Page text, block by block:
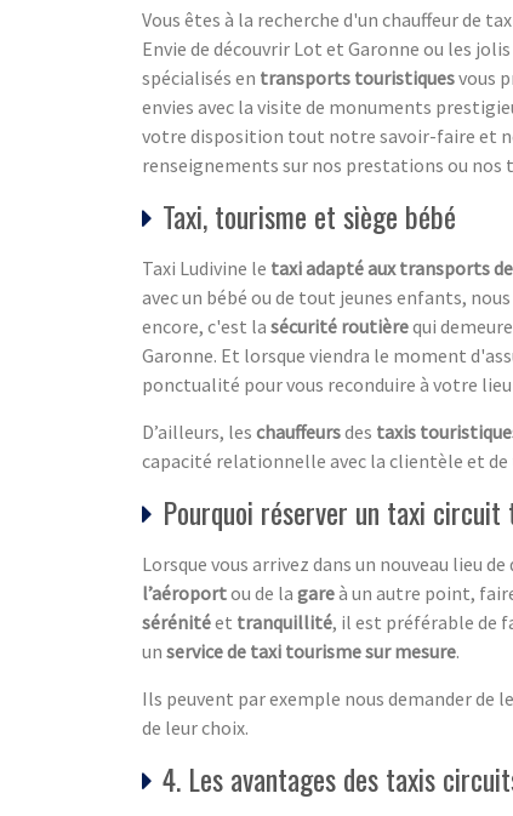
Vous êtes à la recherche d'un chauffeur de
Envie de découvrir Lot et Garonne ou les
spécialisés en transports touristiquesvous
envies avec la visite de monuments
votre disposition tout notre savoir-faire et
renseignements sur nos prestations ou nos
Taxi, tourisme et siège bébé
Taxi Ludivine le taxi adapté aux transports
avec un bébé ou de tout jeunes enfants,
encore, c'est la sécurité routièrequi
Garonne. Et lorsque viendra le moment
ponctualité pour vous reconduire à votre
D’ailleurs, les chauffeursdes taxis
capacité relationnelle avec la clientèle et de
Pourquoi réserver un taxi circuit
Lorsque vous arrivez dans un nouveau lieu
l’aéroportou de la gareà un autre point,
sérénitéet tranquillité, il est préférable de
un service de taxi tourisme sur mesure.
Ils peuvent par exemple nous demander de
de leur choix.
4. Les avantages des taxis